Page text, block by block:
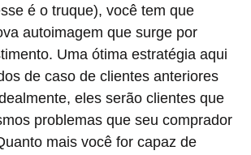
é o truque), você tem que
autoimagem que surge por
Uma ótima estratégia aqui
de caso de clientes anteriores
eles serão clientes que
problemas que seu comprador
mais você for capaz de